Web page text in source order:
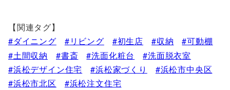
【関連タグ】
ダイニング
リビング 初生店 収納
可動棚
土間収納
書斎 洗面化粧台
洗面脱衣室
浜松デザイン住宅
浜松家づくり
浜松市中央区
浜松市北区
浜松注文住宅